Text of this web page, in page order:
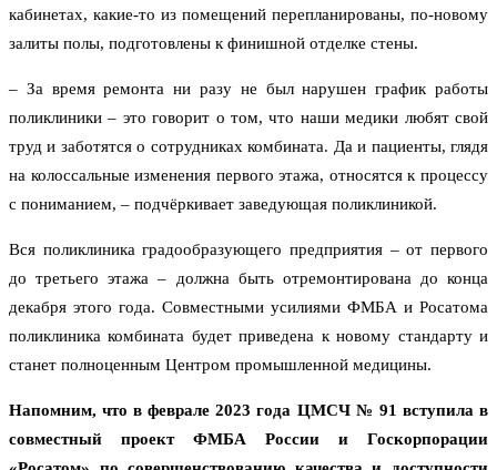
кабинетах, какие-то из помещений перепланированы, по-новому
залиты полы, подготовлены к финишной отделке стены.
– За время ремонта ни разу не был нарушен график работы
поликлиники – это говорит о том, что наши медики любят свой
труд и заботятся о сотрудниках комбината. Да и пациенты, глядя
на колоссальные изменения первого этажа, относятся к процессу
с пониманием, – подчёркивает заведующая поликлиникой.
Вся поликлиника градообразующего предприятия – от первого
до третьего этажа – должна быть отремонтирована до конца
декабря этого года. Совместными усилиями ФМБА и Росатома
поликлиника комбината будет приведена к новому стандарту и
станет полноценным Центром промышленной медицины.
Напомним, что в феврале 2023 года ЦМСЧ № 91 вступила в
совместный проект ФМБА России и Госкорпорации